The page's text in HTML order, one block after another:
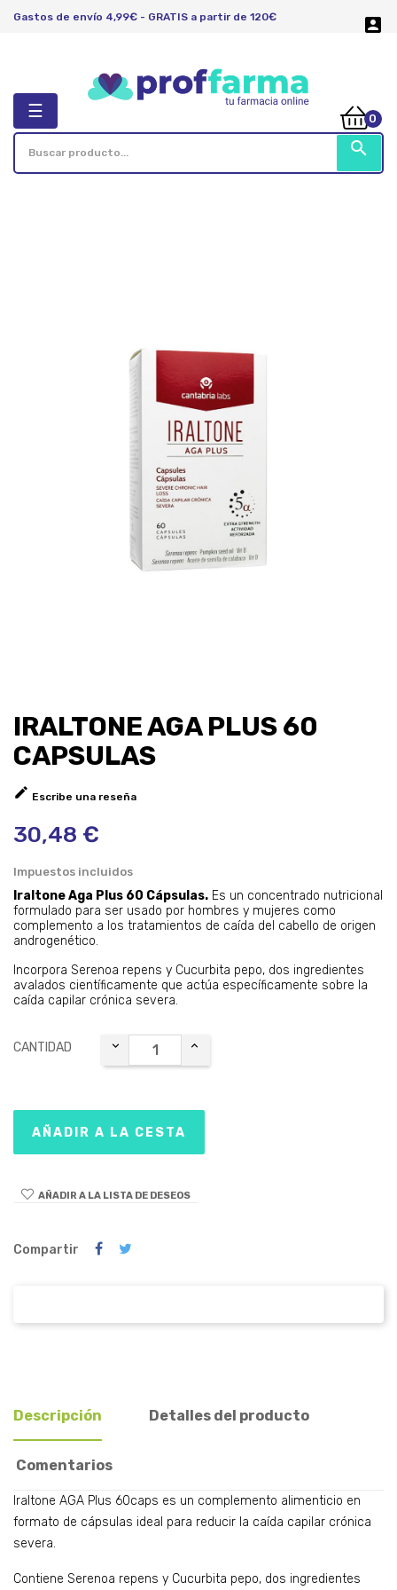
Gastos de envío 4,99€ - GRATIS a partir de 120€ 
search
Navegación
de
palanca
☰ 0
IRALTONE AGA PLUS 60
CAPSULAS
 Escribe una reseña
30,48 €
Impuestos incluidos
Iraltone Aga Plus 60 Cápsulas. Es un concentrado nutricional
formulado para ser usado por hombres y mujeres como
complemento a los tratamientos de caída del cabello de origen
androgenético.
Incorpora Serenoa repens y Cucurbita pepo, dos ingredientes
avalados científicamente que actúa específicamente sobre la
caída capilar crónica severa.
CANTIDAD
AÑADIR A LA CESTA
AÑADIR A LA LISTA DE DESEOS
Compartir
Descripción Detalles del producto
Comentarios
Iraltone AGA Plus 60caps es un complemento alimenticio en
formato de cápsulas ideal para reducir la caída capilar crónica
severa.
Contiene Serenoa repens y Cucurbita pepo, dos ingredientes